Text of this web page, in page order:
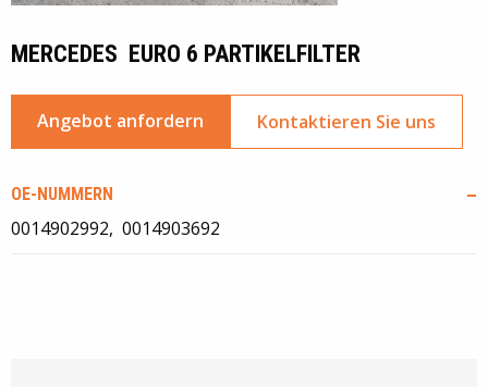
MERCEDES EURO 6 PARTIKELFILTER
Angebot anfordern Kontaktieren Sie uns
OE-NUMMERN
0014902992 0014903692